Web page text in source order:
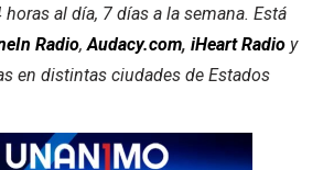
al día, 7 días a la semana. Está
Radio,Audacy.com, iHeart Radio y
en distintas ciudades de Estados